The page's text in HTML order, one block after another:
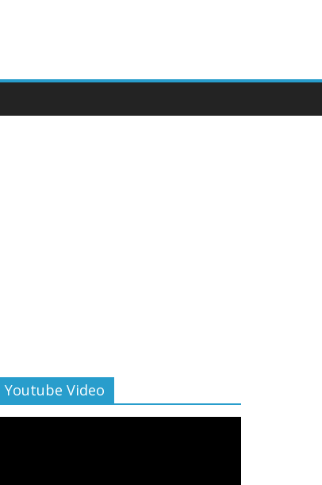
Youtube Video